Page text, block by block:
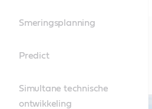
Smeringsplanning
Predict
Simultane technische
ontwikkeling